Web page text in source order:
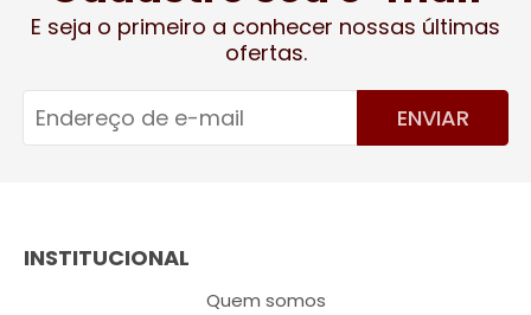
E seja o primeiro a conhecer nossas últimas
ofertas.
ENVIAR
INSTITUCIONAL
Quem somos